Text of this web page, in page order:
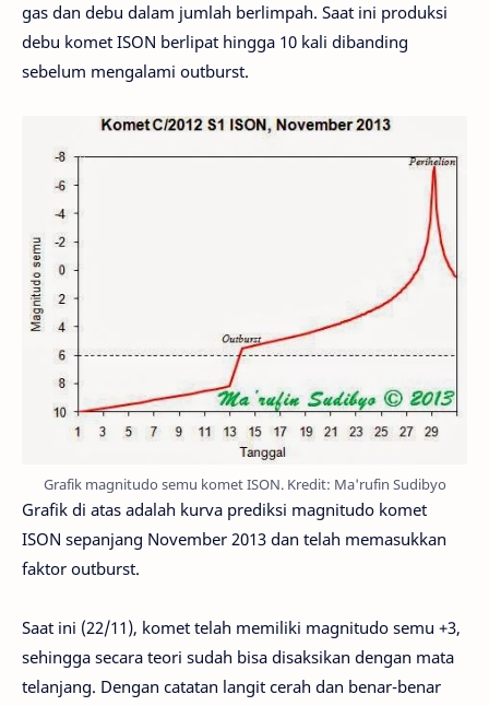
gas dan debu dalam jumlah berlimpah. Saat ini produksi
debu komet ISON berlipat hingga 10 kali dibanding
sebelum mengalami outburst.
Grafik magnitudo semu komet ISON. Kredit: Ma'rufin Sudibyo
Grafik di atas adalah kurva prediksi magnitudo komet
ISON sepanjang November 2013 dan telah memasukkan
faktor outburst.
Saat ini (22/11), komet telah memiliki magnitudo semu +3,
sehingga secara teori sudah bisa disaksikan dengan mata
telanjang. Dengan catatan langit cerah dan benar-benar